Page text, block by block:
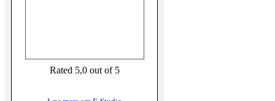
Rated 5,0 out of 5